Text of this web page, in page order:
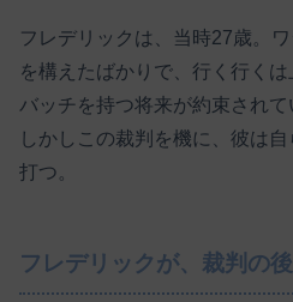
フレデリックは、当時27歳。
を構えたばかりで、行く行く
バッチを持つ将来が約束されて
しかしこの裁判を機に、彼は
打つ。
フレデリックが、裁判の